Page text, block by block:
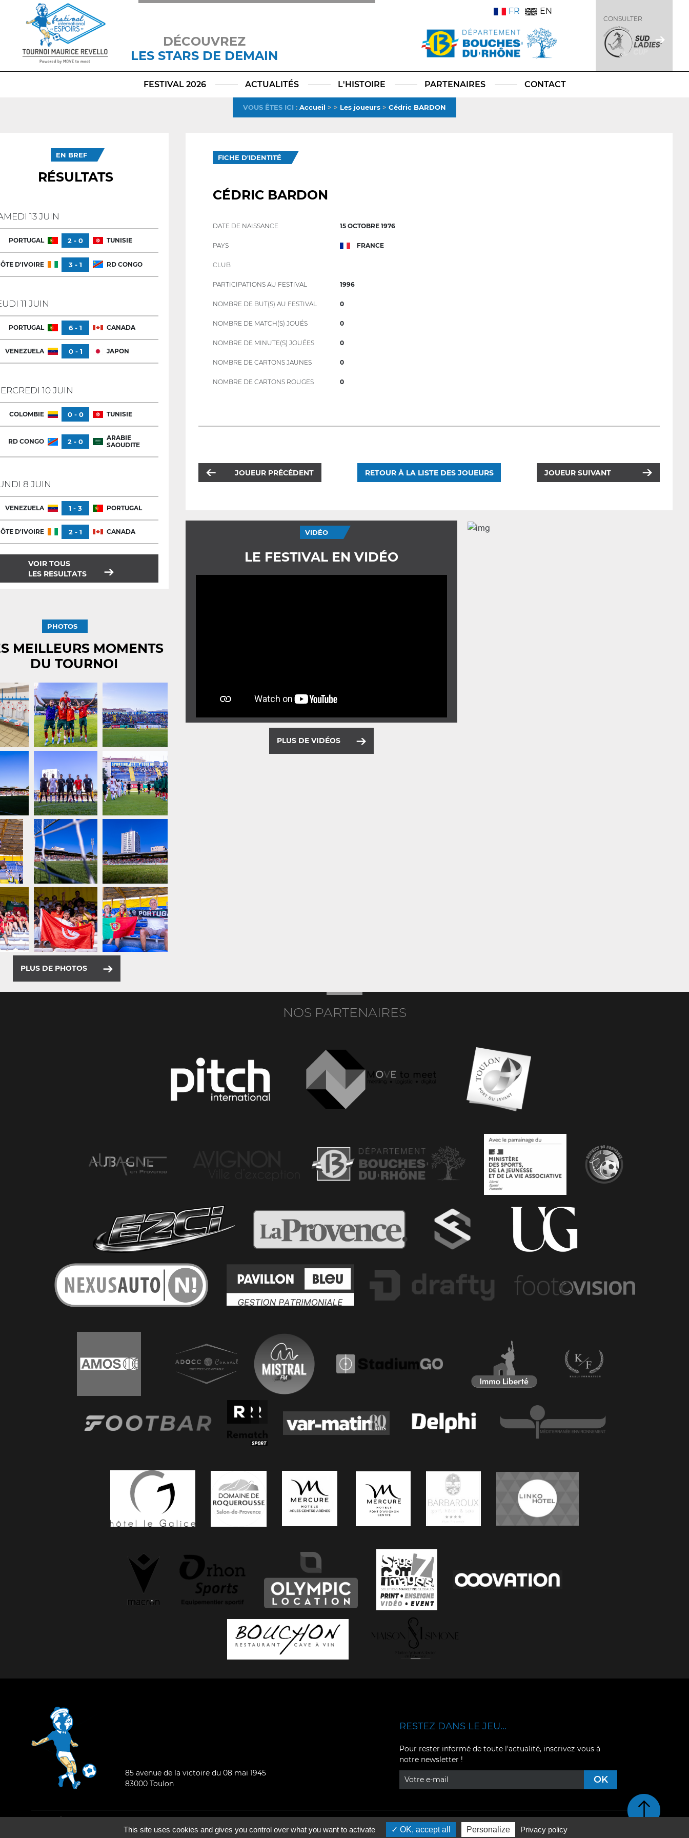
DÉCOUVREZ
LES STARS DE DEMAIN
TikTokLinkedIn
X
FR EN
CONSULTER
FESTIVAL 2026 ACTUALITÉS L'HISTOIRE PARTENAIRES CONTACT
VOUS ÊTES ICI : Accueil > > Les joueurs > Cédric BARDON
EN BREF
RÉSULTATS
13 JUIN
PORTUGAL 2 - 0 TUNISIE
D'IVOIRE 3 - 1 RD CONGO
11 JUIN
PORTUGAL 6 - 1 CANADA
VENEZUELA 0 - 1 JAPON
10 JUIN
COLOMBIE 0 - 0 TUNISIE
RD CONGO 2 - 0
ARABIE
SAOUDITE
8 JUIN
VENEZUELA 1 - 3 PORTUGAL
D'IVOIRE 2 - 1 CANADA
VOIR TOUS
LES RESULTATS
PHOTOS
MEILLEURS MOMENTS
DU TOURNOI
PLUS DE PHOTOS
FICHE D'IDENTITÉ
CÉDRIC BARDON
DATE DE NAISSANCE 15 OCTOBRE 1976
PAYS FRANCE
CLUB
PARTICIPATIONS AU FESTIVAL 1996
NOMBRE DE BUT(S) AU FESTIVAL 0
NOMBRE DE MATCH(S) JOUÉS 0
NOMBRE DE MINUTE(S) JOUÉES 0
NOMBRE DE CARTONS JAUNES 0
NOMBRE DE CARTONS ROUGES 0
JOUEUR PRÉCÉDENT RETOUR À LA LISTE DES JOUEURS JOUEUR SUIVANT
VIDÉO
LE FESTIVAL EN VIDÉO
PLUS DE VIDÉOS
NOS PARTENAIRES
85 avenue de la victoire du 08 mai 1945
83000 Toulon
YouTube
RESTEZ DANS LE JEU...
Pour rester informé de toute l'actualité, inscrivez-vous à
notre newsletter !
Mentions légales-Qui sommes-nous ?
©2026 - Tous droits réservés - Conception :epartenair e
Retour en haut de page
This site uses cookies and gives you control over what you want to activate OK, accept all Personalize Privacy policy